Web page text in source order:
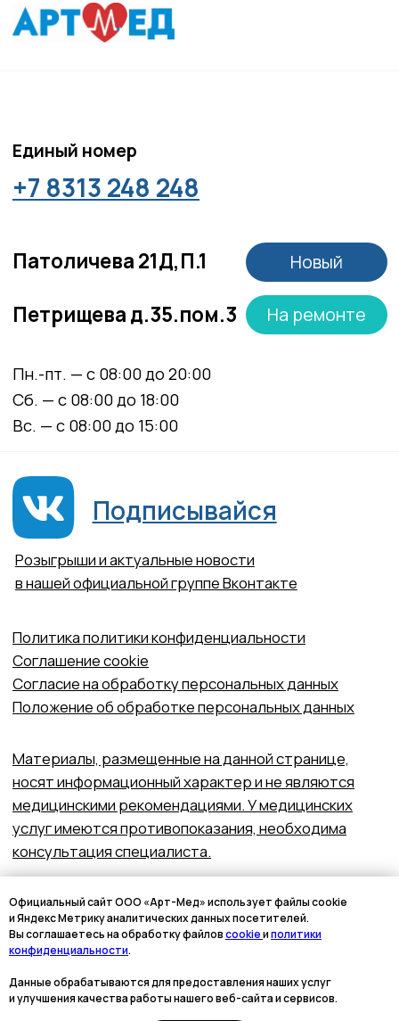
Официальный сайт ООО «Арт-Мед» использует файлы cookie
и Яндекс Метрику аналитических данных посетителей.
Вы соглашаетесь на обработку файловcookieиполитики
конфиденциальности.
Данные обрабатываются для предоставления наших услуг
и улучшения качества работы нашего веб-сайта и сервисов.